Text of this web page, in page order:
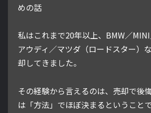
めの話
私はこれまで20年以上、BMW／
アウディ／マツダ（ロードスター）
却してきました。
その経験から言えるのは、売却で後
は「方法」でほぼ決まるということで